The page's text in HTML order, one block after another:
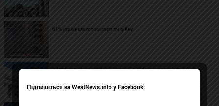
61% українців готові терпіти війну
У МЗС прокоментували інцидент із вибухом дрона в Болгарії
Підпишіться на WestNews.info у Facebook: